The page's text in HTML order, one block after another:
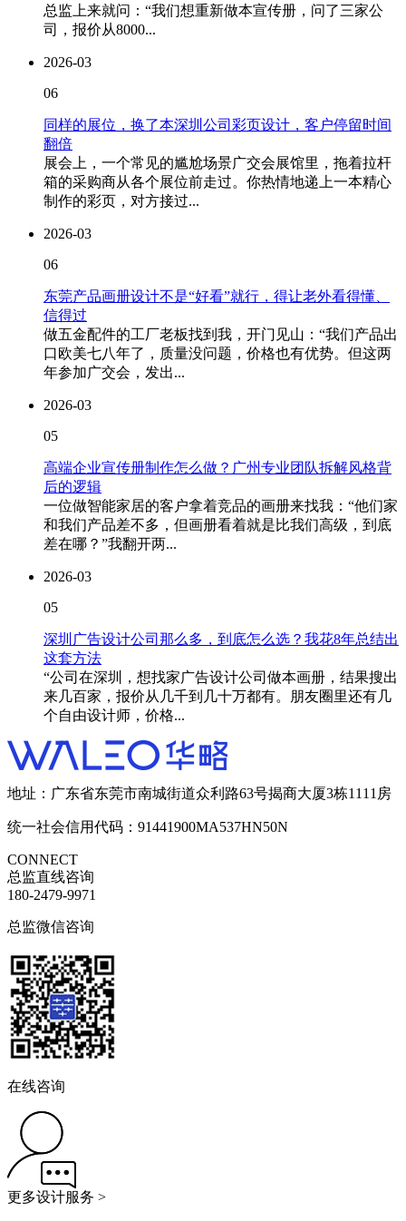
总监上来就问：“我们想重新做本宣传册，问了三家公
司，报价从8000...
2026-03
06
同样的展位，换了本深圳公司彩页设计，客户停留时间
翻倍
展会上，一个常见的尴尬场景广交会展馆里，拖着拉杆
箱的采购商从各个展位前走过。你热情地递上一本精心
制作的彩页，对方接过...
2026-03
06
东莞产品画册设计不是“好看”就行，得让老外看得懂、
信得过
做五金配件的工厂老板找到我，开门见山：“我们产品出
口欧美七八年了，质量没问题，价格也有优势。但这两
年参加广交会，发出...
2026-03
05
高端企业宣传册制作怎么做？广州专业团队拆解风格背
后的逻辑
一位做智能家居的客户拿着竞品的画册来找我：“他们家
和我们产品差不多，但画册看着就是比我们高级，到底
差在哪？”我翻开两...
2026-03
05
深圳广告设计公司那么多，到底怎么选？我花8年总结出
这套方法
“公司在深圳，想找家广告设计公司做本画册，结果搜出
来几百家，报价从几千到几十万都有。朋友圈里还有几
个自由设计师，价格...
地址：广东省东莞市南城街道众利路63号揭商大厦3栋1111房
统一社会信用代码：91441900MA537HN50N
CONNECT
总监直线咨询
180-2479-9971
总监微信咨询
在线咨询
更多设计服务 >